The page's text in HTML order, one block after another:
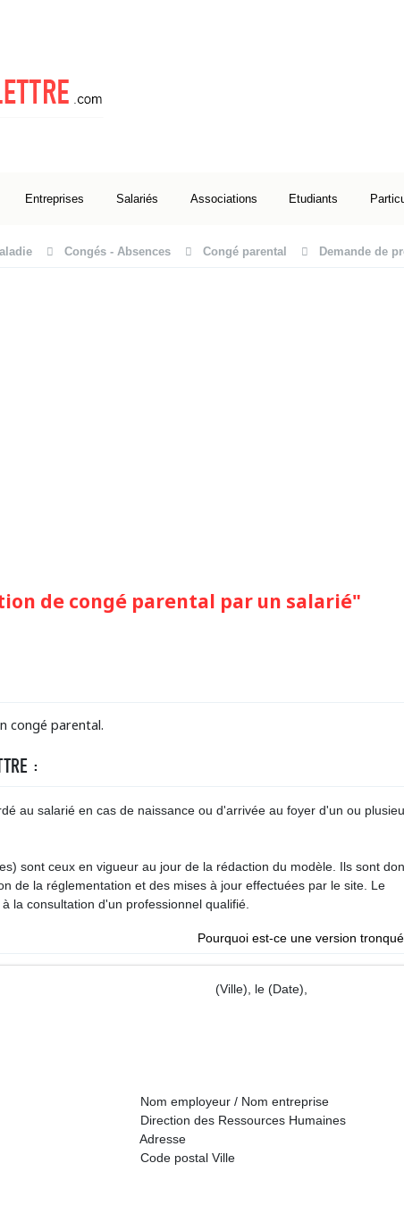
Entreprises Salariés Associations Etudiants
Congés - Absences Congé parental Demande de
de congé parental par un salarié"
congé parental.
:
au salarié en cas de naissance ou d'arrivée au foyer d'un ou
sont ceux en vigueur au jour de la rédaction du modèle. Ils sont
de la réglementation et des mises à jour effectuées par le site. Le
la consultation d'un professionnel qualifié.
Pourquoi est-ce une version
(Ville), le (Date),
/ Nom entreprise
Humaines
Ville